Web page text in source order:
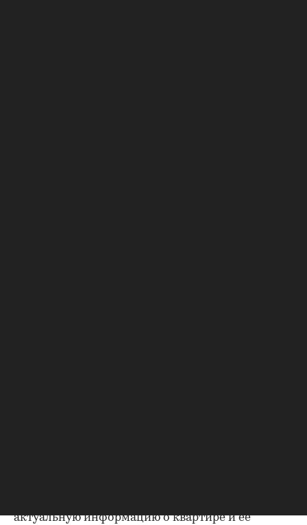
актуальную информацию о квартире и ее